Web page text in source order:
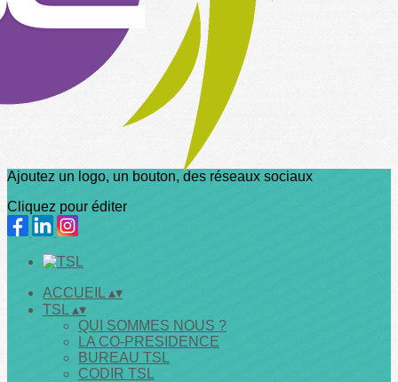
Ajoutez un logo, un bouton, des réseaux sociaux
Cliquez pour éditer
ACCUEIL ▴▾
TSL ▴▾
QUI SOMMES NOUS ?
LA CO-PRESIDENCE
BUREAU TSL
CODIR TSL